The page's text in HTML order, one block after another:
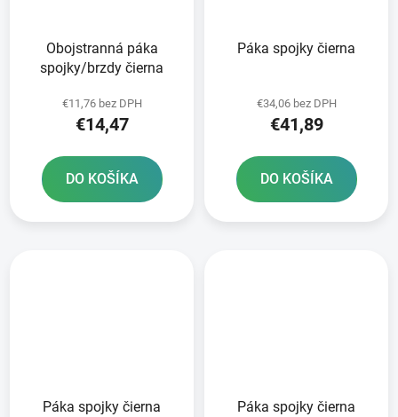
Obojstranná páka
spojky/brzdy čierna
€11,76 bez DPH
€14,47
DO KOŠÍKA
Páka spojky čierna
€34,06 bez DPH
€41,89
DO KOŠÍKA
Páka spojky čierna Páka spojky čierna